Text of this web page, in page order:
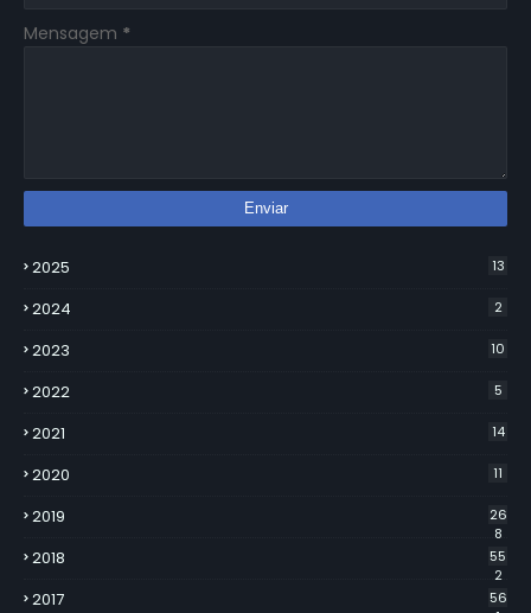
Mensagem *
2025 13
2024 2
2023 10
2022 5
2021 14
2020 11
2019
26
8
2018
55
2
2017
56